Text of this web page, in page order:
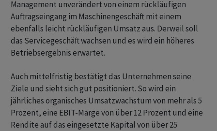
Management unverändert von einem rückläufigen
Auftragseingang im Maschinengeschäft mit einem
ebenfalls leicht rückläufigen Umsatz aus. Derweil soll
das Servicegeschäft wachsen und es wird ein höheres
Betriebsergebnis erwartet.
Auch mittelfristig bestätigt das Unternehmen seine
Ziele und sieht sich gut positioniert. So wird ein
jährliches organisches Umsatzwachstum von mehr als 5
Prozent, eine EBIT-Marge von über 12 Prozent und eine
Rendite auf das eingesetzte Kapital von über 25